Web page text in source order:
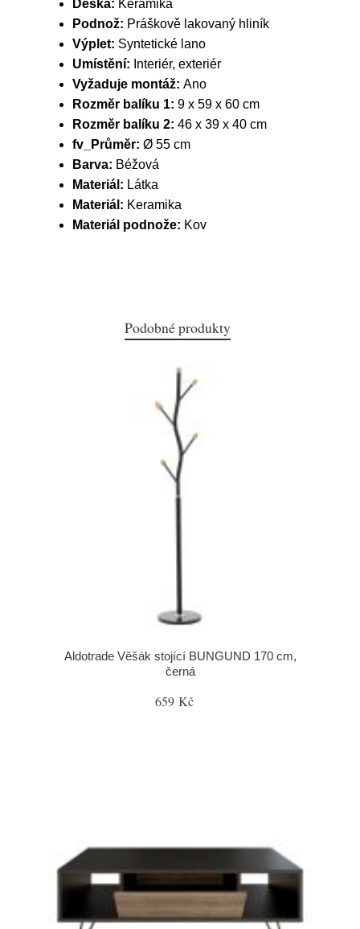
Deska: Keramika
Podnož: Práškově lakovaný hliník
Výplet: Syntetické lano
Umístění: Interiér, exteriér
Vyžaduje montáž: Ano
Rozměr balíku 1: 9 x 59 x 60 cm
Rozměr balíku 2: 46 x 39 x 40 cm
fv_Průměr: Ø 55 cm
Barva: Béžová
Materiál: Látka
Materiál: Keramika
Materiál podnože: Kov
Podobné produkty
Aldotrade Věšák stojící BUNGUND 170 cm,
černá
659 Kč